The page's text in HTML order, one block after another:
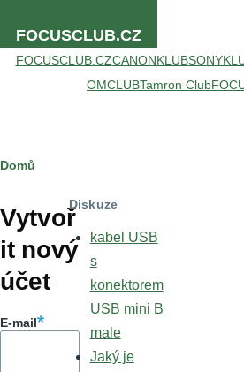
FOCUSCLUB.CZ
FOCUSCLUB.CZCANONKLUB
OMCLUBTamron Club
Hlavní
záložky
Drobečková
navigace
Domů
Vytvoř
it nový
účet
E-mail
Diskuze
kabel USB
s
konektorem
USB mini B
male
Jaký je